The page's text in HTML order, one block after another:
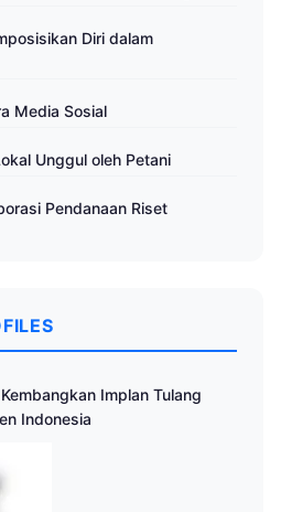
Diri dalam
Media Sosial
Unggul oleh Petani
Pendanaan Riset
Implan Tulang
Indonesia